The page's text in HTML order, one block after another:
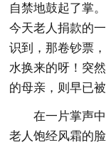
自禁地鼓起了掌
今天老人捐款的
识到，那卷钞票
水换来的呀！突
的母亲，则早已
在一片掌声
老人饱经风霜的